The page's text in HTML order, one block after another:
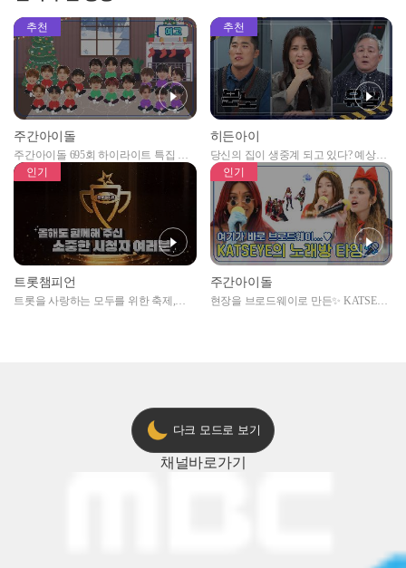
추천
주간아이돌
주간아이돌 695회 하이라이트 특집 남
자아이돌편 예고
추천
히든아이
당신의 집이 생중계 되고 있다? 예상치
못한 곳에서 일어나는 불법촬영 범죄!
인기
트롯챔피언
트롯을 사랑하는 모두를 위한 축제,
인기
주간아이돌
현장을 브로드웨이로 만든✨ KATSEYE
다크 모드로 보기
채널바로가기